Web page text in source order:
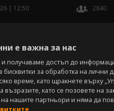
| 12:50 2840
е важна за нас
получаваме достъп до
бисквитки за обработка на лични
време, като щракнете върху
като се позовете на
нашите партньори и няма да